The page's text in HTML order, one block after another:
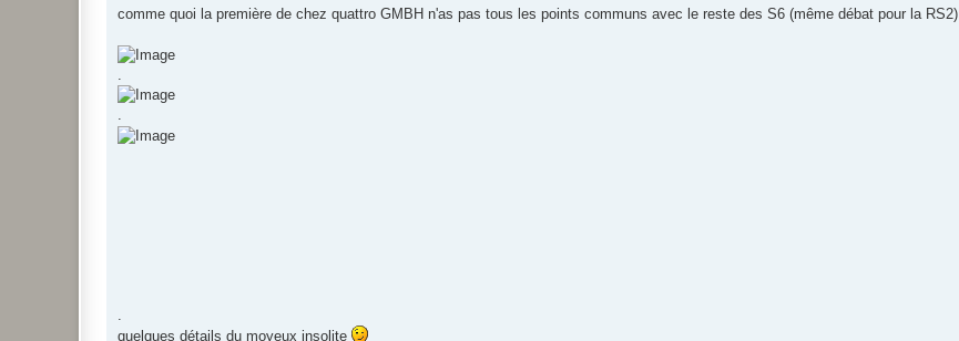
comme quoi la première de chez quattro GMBH n'as pas tous les points communs avec le reste des S6 (même débat pour la RS2)
.
quelques détails du moyeux insolite